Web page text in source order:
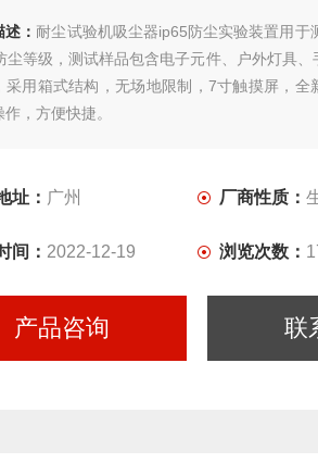
： 耐尘试验机吸尘器ip65防尘实验装置用于
尘等级，测试样品包含电子元件、户外灯具
采用箱式结构，无场地限制，7寸触摸屏，全
，方便快捷。
址： 广州 厂商性质：
间： 2022-12-19 浏览次数：
产品咨询 联